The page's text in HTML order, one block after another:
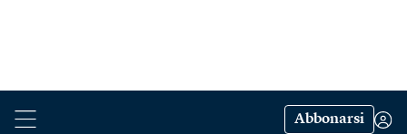
Abbonarsi